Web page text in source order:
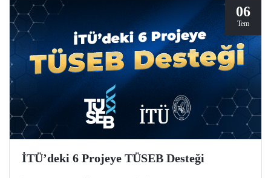
06
Tem
İTÜ’deki 6 Projeye TÜSEB Desteği